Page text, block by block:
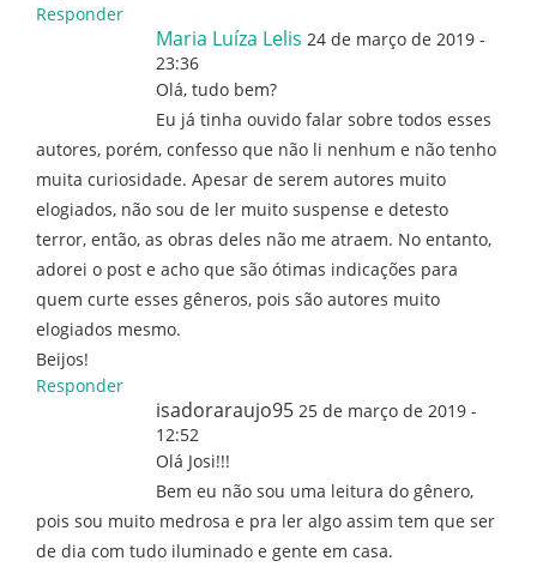
Responder
Maria Luíza Lelis 24 de março de 2019 -
23:36
Olá, tudo bem?
Eu já tinha ouvido falar sobre todos esses
autores, porém, confesso que não li nenhum e não tenho
muita curiosidade. Apesar de serem autores muito
elogiados, não sou de ler muito suspense e detesto
terror, então, as obras deles não me atraem. No entanto,
adorei o post e acho que são ótimas indicações para
quem curte esses gêneros, pois são autores muito
elogiados mesmo.
Beijos!
Responder
isadoraraujo95 25 de março de 2019 -
12:52
Olá Josi!!!
Bem eu não sou uma leitura do gênero,
pois sou muito medrosa e pra ler algo assim tem que ser
de dia com tudo iluminado e gente em casa.